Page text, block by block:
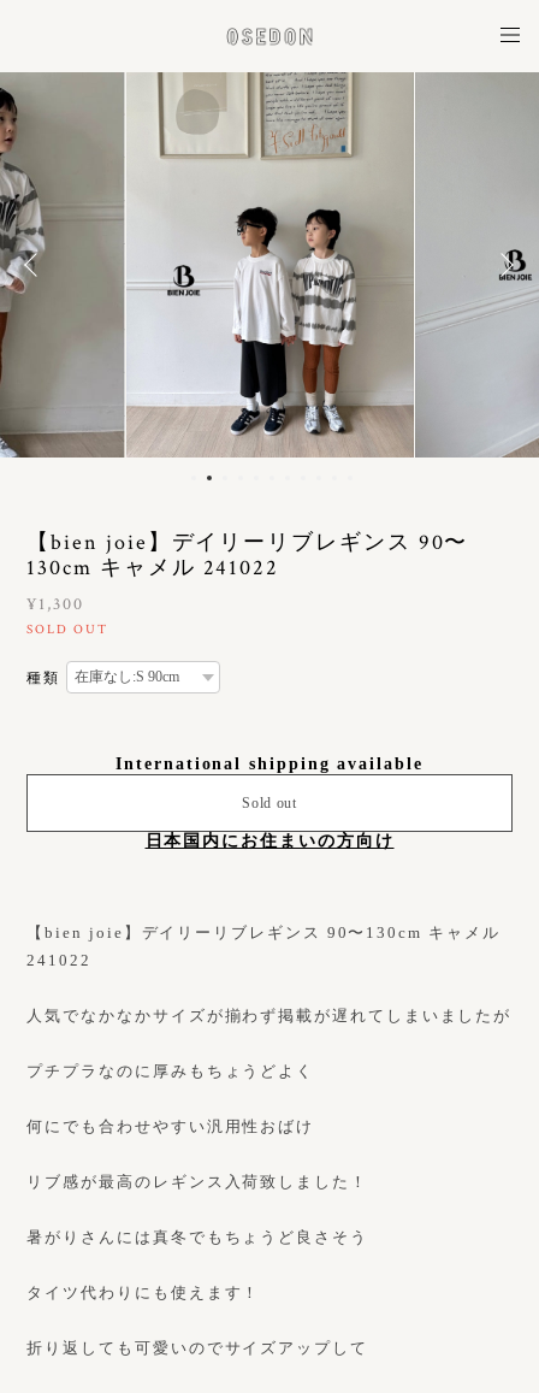
【bien joie】デイリーリブレギンス 90〜
130cm キャメル 241022
¥1,300
SOLD OUT
種類
International shipping available
Sold out
日本国内にお住まいの方向け
【bien joie】デイリーリブレギンス 90〜130cm キャメル
241022
人気でなかなかサイズが揃わず掲載が遅れてしまいましたが
プチプラなのに厚みもちょうどよく
何にでも合わせやすい汎用性おばけ
リブ感が最高のレギンス入荷致しました！
暑がりさんには真冬でもちょうど良さそう
タイツ代わりにも使えます！
折り返しても可愛いのでサイズアップして